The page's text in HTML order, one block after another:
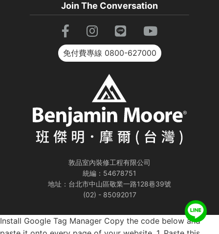
敦品室內裝修工程有限公司
統編：54678751
地址：台北市中山區敬業一路128巷39號
(02) - 85092017
Join The Conversation
免付費專線 0800-627000
Install Google Tag Manager Copy the code below and